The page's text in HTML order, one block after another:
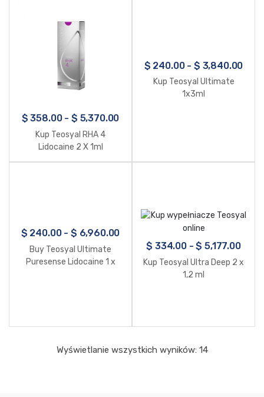
$ 358.00- $ 5,370.00
Kup Teosyal RHA 4
Lidocaine 2 X 1ml
$ 240.00- $ 3,840.00
Kup Teosyal Ultimate
1x3ml
$ 240.00- $ 6,960.00
Buy Teosyal Ultimate
Puresense Lidocaine 1 x
$ 334.00-$ 5,177.00
Kup Teosyal Ultra Deep 2 x
1,2 ml
Wyświetlanie wszystkich wyników: 14